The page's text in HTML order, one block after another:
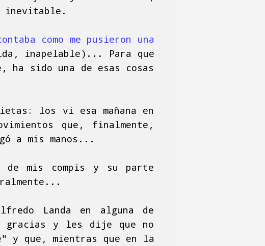
inevitable.
como me pusieron una
inapelable)... Para que
ha sido una de esas cosas
los vi esa mañana en
que, finalmente,
a mis manos...
de mis compis y su parte
Landa en alguna de
gracias y les dije que no
y que, mientras que en la